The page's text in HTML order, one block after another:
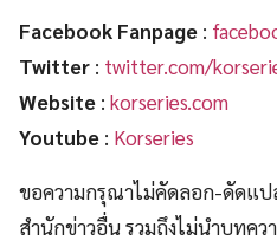
Facebook Fanpage :
Twitter : twitter.com/
Website : korseries.com
Youtube : Korseries
ขอความกรุณาไม่คัดลอก-ดัดแป
สำนักข่าวอื่น รวมถึงไม่นำบทคว